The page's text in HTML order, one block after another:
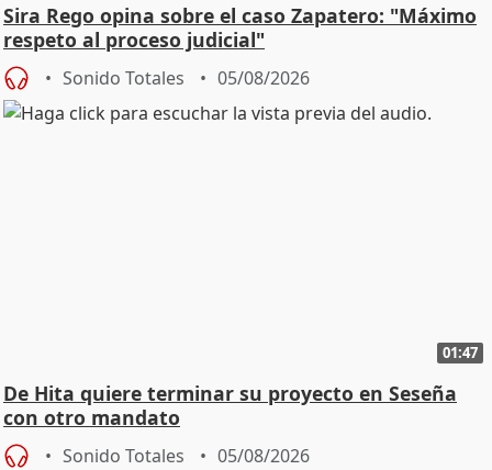
Sira Rego opina sobre el caso Zapatero: "Máximo
respeto al proceso judicial"
Sonido Totales 05/08/2026
01:47
De Hita quiere terminar su proyecto en Seseña
con otro mandato
Sonido Totales 05/08/2026